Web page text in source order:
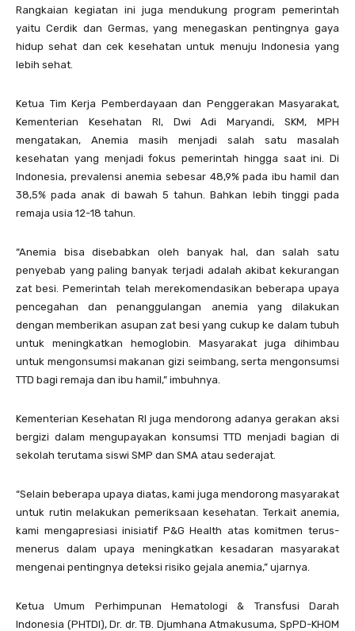
Rangkaian kegiatan ini juga mendukung program pemerintah
yaitu Cerdik dan Germas, yang menegaskan pentingnya gaya
hidup sehat dan cek kesehatan untuk menuju Indonesia yang
lebih sehat.
Ketua Tim Kerja Pemberdayaan dan Penggerakan Masyarakat,
Kementerian Kesehatan RI, Dwi Adi Maryandi, SKM, MPH
mengatakan, Anemia masih menjadi salah satu masalah
kesehatan yang menjadi fokus pemerintah hingga saat ini. Di
Indonesia, prevalensi anemia sebesar 48,9% pada ibu hamil dan
38,5% pada anak di bawah 5 tahun. Bahkan lebih tinggi pada
remaja usia 12-18 tahun.
“Anemia bisa disebabkan oleh banyak hal, dan salah satu
penyebab yang paling banyak terjadi adalah akibat kekurangan
zat besi. Pemerintah telah merekomendasikan beberapa upaya
pencegahan dan penanggulangan anemia yang dilakukan
dengan memberikan asupan zat besi yang cukup ke dalam tubuh
untuk meningkatkan hemoglobin. Masyarakat juga dihimbau
untuk mengonsumsi makanan gizi seimbang, serta mengonsumsi
TTD bagi remaja dan ibu hamil,” imbuhnya.
Kementerian Kesehatan RI juga mendorong adanya gerakan aksi
bergizi dalam mengupayakan konsumsi TTD menjadi bagian di
sekolah terutama siswi SMP dan SMA atau sederajat.
“Selain beberapa upaya diatas, kami juga mendorong masyarakat
untuk rutin melakukan pemeriksaan kesehatan. Terkait anemia,
kami mengapresiasi inisiatif P&G Health atas komitmen terus-
menerus dalam upaya meningkatkan kesadaran masyarakat
mengenai pentingnya deteksi risiko gejala anemia,” ujarnya.
Ketua Umum Perhimpunan Hematologi & Transfusi Darah
Indonesia (PHTDI), Dr. dr. TB. Djumhana Atmakusuma, SpPD-KHOM